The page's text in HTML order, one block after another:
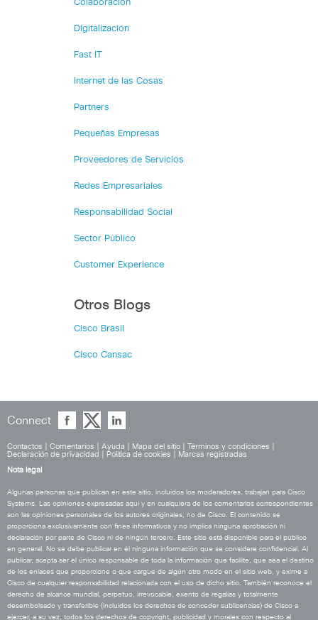
Colaboración
Digitalización
Fast IT
Internet de las Cosas
Partners
Pequeñas Empresas
Proveedores de Servicios
Redes Empresariales
Responsabilidad Social
Sector Público
Customer Experience
Otros Blogs
Cisco Brasil
Cisco Cansac
Connect
Contactos Comentarios Ayuda Mapa del sitio Términos y condiciones
Declaración de privacidad
Política de cookies
Marcas registradas
Nota legal
Algunas personas que publican en este sitio, incluidos los moderadores, trabajan para Cisco
Systems. Las opiniones expresadas aquí y en cualquiera de los comentarios correspondientes
son las opiniones personales de los autores originales, no de Cisco. El contenido se
proporciona exclusivamente con fines informativos y no implica ninguna aprobación ni
declaración por parte de Cisco ni de ningún tercero. Este sitio está disponible para el público
en general. No se debe publicar en él ninguna información que se considere confidencial. Al
publicar, acepta ser el único responsable de toda la información que facilite, que sea el destino
de los enlaces que proporcione o que cargue de algún otro modo en el sitio web, y exime a
Cisco de cualquier responsabilidad relacionada con el uso de dicho sitio. También reconoce el
derecho de alcance mundial, perpetuo, irrevocable, exento de regalías y totalmente
desembolsado y transferible (incluidos los derechos de conceder sublicencias) de Cisco a
ejercer, a su vez, todos los derechos de copyright, publicidad y morales con respecto al